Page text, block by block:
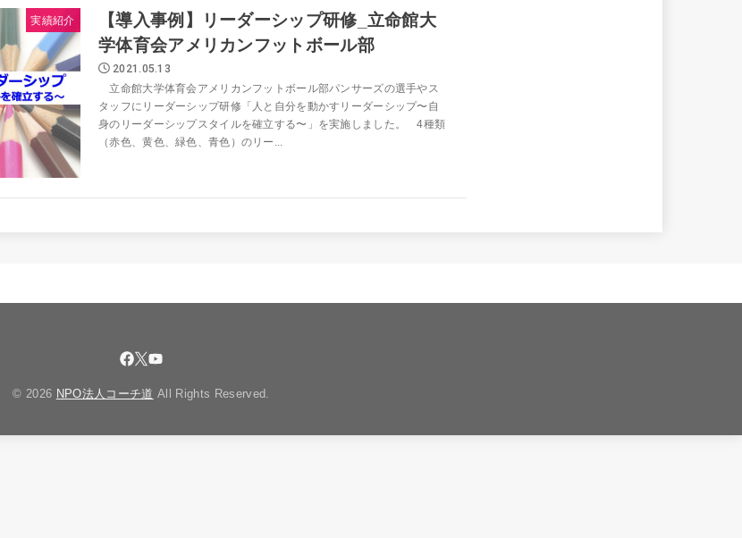
実績紹介
【導入事例】リーダーシップ研修_立命館大
学体育会アメリカンフットボール部
2021.05.13
立命館大学体育会アメリカンフットボール部パンサーズの選手やス
タッフにリーダーシップ研修「人と自分を動かすリーダーシップ〜自
身のリーダーシップスタイルを確立する〜」を実施しました。 4種類
（赤色、黄色、緑色、青色）のリー...
© 2026 NPO法人コーチ道 All Rights Reserved.